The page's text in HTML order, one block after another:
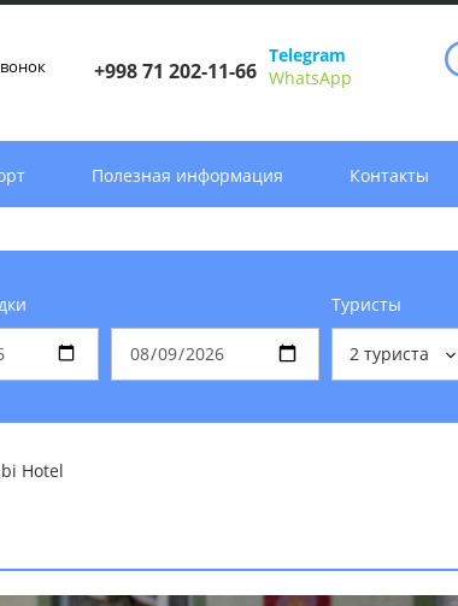
+998 71 202-11-66
Telegram
WhatsApp
Полезная информация Контакты
Туристы
2 туриста
Hotel